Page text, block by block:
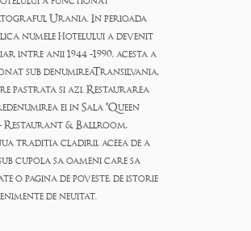
Urania. In perioada
numele hotelului a devenit
iar intre anii 1944 -1990, acesta a
sub denumireaTransilvania,
pastrata si azi. Restaurarea
ei in Sala "Queen
Restaurant & Ballroom,
traditia cladirii, aceea de a
cupola sa oameni care sa
o pagina de poveste, de istorie
de neuitat.